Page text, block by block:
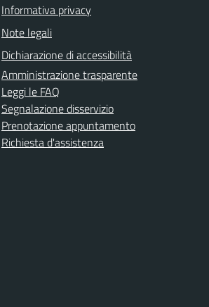
Informativa privacy
Note legali
Dichiarazione di accessibilità
Amministrazione trasparente
Leggi le FAQ
Segnalazione disservizio
Prenotazione appuntamento
Richiesta d'assistenza